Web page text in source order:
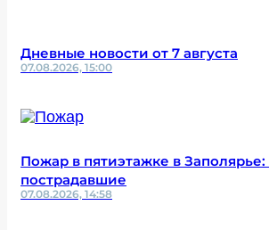
Дневные новости от 7 августа
07.08.2026, 15:00
Пожар в пятиэтажке в Заполярье:
пострадавшие
07.08.2026, 14:58